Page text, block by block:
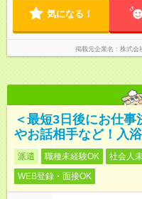
気になる！
掲載元企業名 株式会
＜最短3日後にお仕
やお話相手など！入
派遣 職種未経験OK 社会人
WEB登録・面接OK